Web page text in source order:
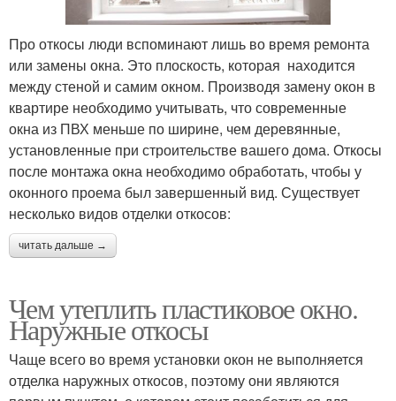
Про откосы люди вспоминают лишь во время ремонта
или замены окна. Это плоскость, которая находится
между стеной и самим окном. Производя замену окон в
квартире необходимо учитывать, что современные
окна из ПВХ меньше по ширине, чем деревянные,
установленные при строительстве вашего дома. Откосы
после монтажа окна необходимо обработать, чтобы у
оконного проема был завершенный вид. Существует
несколько видов отделки откосов:
читать дальше →
Чем утеплить пластиковое окно.
Наружные откосы
Чаще всего во время установки окон не выполняется
отделка наружных откосов, поэтому они являются